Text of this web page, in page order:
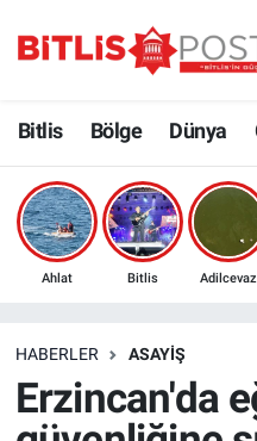
Bitlis Bölge Dünya
Ahlat Bitlis Adilcevaz
HABERLER ASAYIŞ
Erzincan'da
Bölge
Çevre
Eğitim
Bitlis Trafik Yoğunluk
Süper Lig Puan
Son Dakika Haberleri